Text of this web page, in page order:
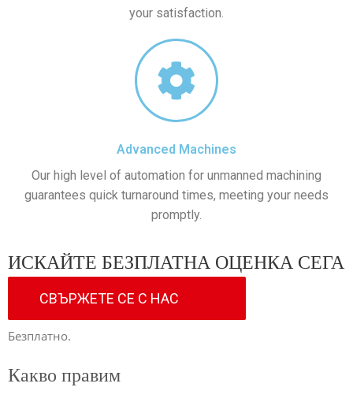
your satisfaction.
Advanced Machines
Our high level of automation for unmanned machining
guarantees quick turnaround times, meeting your needs
promptly.
ИСКАЙТЕ БЕЗПЛАТНА ОЦЕНКА СЕГА
СВЪРЖЕТЕ СЕ С НАС
Безплатно.
Какво правим